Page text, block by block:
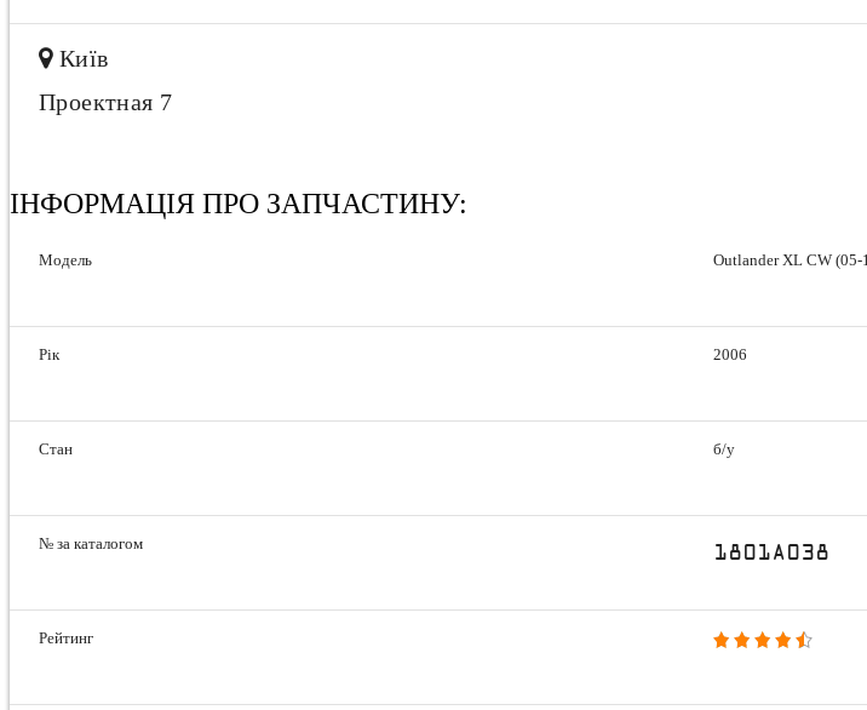
Київ
Проектная 7
ІНФОРМАЦІЯ ПРО ЗАПЧАСТИНУ:
Модель Outlander XL CW (05-
Рік 2006
Стан б/у
№ за каталогом 1801A038
Рейтинг